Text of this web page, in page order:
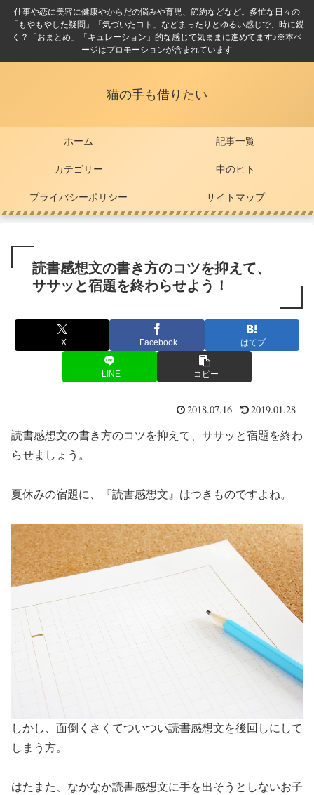
仕事や恋に美容に健康やからだの悩みや育児、節約などなど。多忙な日々の
「もやもやした疑問」「気づいたコト」などまったりとゆるい感じで、時に鋭
く？「おまとめ」「キュレーション」的な感じで気ままに進めてます♪※本ペ
ージはプロモーションが含まれています
猫の手も借りたい
ホーム 記事一覧
カテゴリー 中のヒト
プライバシーポリシー サイトマップ
読書感想文の書き方のコツを抑えて、
ササッと宿題を終わらせよう！
X Facebook はてブ
LINE コピー
2018.07.16 2019.01.28
読書感想文の書き方のコツを抑えて、ササッと宿題を終わ
らせましょう。
夏休みの宿題に、『読書感想文』はつきものですよね。
しかし、面倒くさくてついつい読書感想文を後回しにして
しまう方。
はたまた、なかなか読書感想文に手を出そうとしないお子